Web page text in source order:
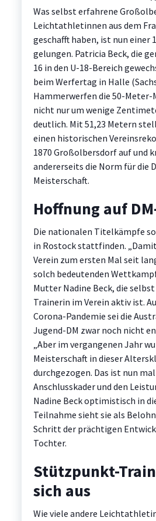
Was selbst erfahrene
Leichtathletinnen aus dem
geschafft haben, ist nun einer
gelungen. Patricia Beck, die
16 in den U-18-Bereich
beim Werfertag in Halle
Hammerwerfen die 50-Meter-
nicht nur um wenige
deutlich. Mit 51,23 Metern
einen historischen
1870 Großolbersdorf auf und
andererseits die Norm für die
Meisterschaft.
Hoffnung auf
Die nationalen Titelkämpfe
in Rostock stattfinden.
Verein zum ersten Mal seit
solch bedeutenden
Mutter Nadine Beck, die
Trainerin im Verein aktiv ist.
Corona-Pandemie sei die
Jugend-DM zwar noch nicht
„Aber im vergangenen Jahr
Meisterschaft in dieser
durchgezogen. Das ist nun
Anschlusskader und den
Nadine Beck optimistisch in
Teilnahme sieht sie als
Schritt der prächtigen
Tochter.
Stützpunkt-
sich aus
Wie viele andere